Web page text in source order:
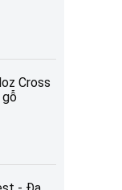
Cross
gỗ